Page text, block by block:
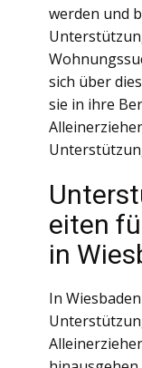
werden und
sich über
sie in ihre
eiten
in
In